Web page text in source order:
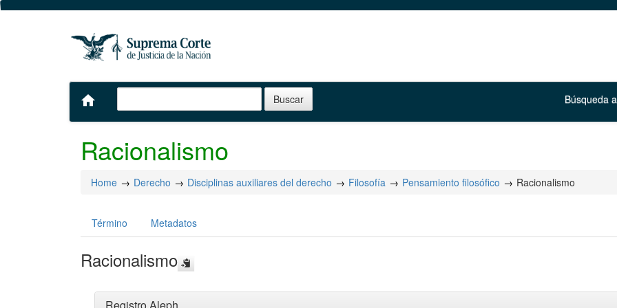
home Búsqueda
Racionalismo
Home Derecho Disciplinas auxiliares del derecho Filosofía Pensamiento filosófico Racionalismo
Término Metadatos
Racionalismo